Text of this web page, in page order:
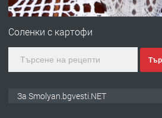
ПРЕДЛАГА Имот в
Соленки с картофи
За Smolyan.bgvesti.NET